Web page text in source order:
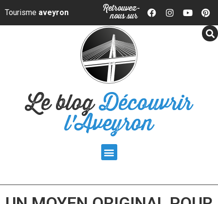
Panneau de gestion des cookies
Tourisme aveyron Retrouvez-
nous sur
Le blogDécouvrir
l'Aveyron